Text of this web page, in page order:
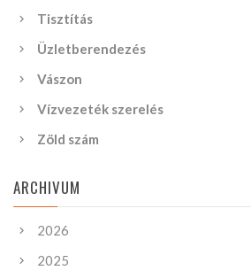
Tisztítás
Üzletberendezés
Vászon
Vízvezeték szerelés
Zöld szám
ARCHIVUM
2026
2025